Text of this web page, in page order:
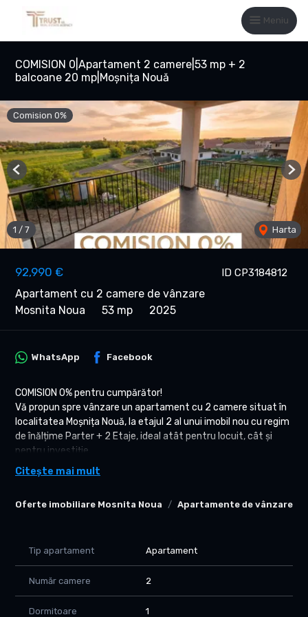
Meniu
COMISION 0|Apartament 2 camere|53 mp + 2
balcoane 20 mp|Moșnița Nouă
ID CP3184812
92,990 €
Apartament cu 2 camere de vânzare
Mosnita Noua
53 mp 2025
Comision 0%
1 / 7 Harta
Previous
Oferte imobiliare Mosnita Noua Apartamente de vânzare
WhatsApp Facebook
COMISION 0% pentru cumpărător!
Vă propun spre vânzare un apartament cu 2 camere situat în
localitatea Moșnița Nouă, la etajul 2 al unui imobil nou cu regim
de înălțime Parter + 2 Etaje, ideal atât pentru locuit, cât și
pentru investiție.
Localizare – ce este în zonă
Moșnița Nouă, cu acces rapid către drumul principal care leagă
Timișoara, spații verzi și zone de case nou construite. La
câteva minute se află zona centrală Moșnița Nouă, unde
există supermarketuri, farmacii, școală, grădinițe și alte
dezvoltare.
Citește mai mult
Tip apartament Apartament
Număr camere 2
Dormitoare 1